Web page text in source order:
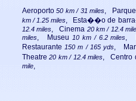
Aeroporto50 km / 31 miles, Parque
km / 1.25 miles, Esta��o de
12.4 miles, Cinema 20 km / 12.4
miles, Museu10 km / 6.2 miles,
Restaurante150 m / 165 yds, Mar
Theatre20 km / 12.4 miles, Centro
mile,